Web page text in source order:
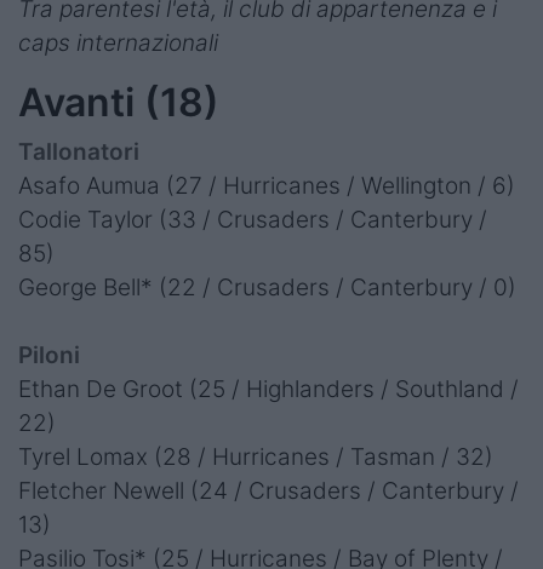
Tra parentesi l'età, il club di appartenenza e i
caps internazionali
Avanti (18)
Tallonatori
Asafo Aumua (27 / Hurricanes / Wellington / 6)
Codie Taylor (33 / Crusaders / Canterbury /
85)
George Bell* (22 / Crusaders / Canterbury / 0)
Piloni
Ethan De Groot (25 / Highlanders / Southland /
22)
Tyrel Lomax (28 / Hurricanes / Tasman / 32)
Fletcher Newell (24 / Crusaders / Canterbury /
13)
Pasilio Tosi* (25 / Hurricanes / Bay of Plenty /